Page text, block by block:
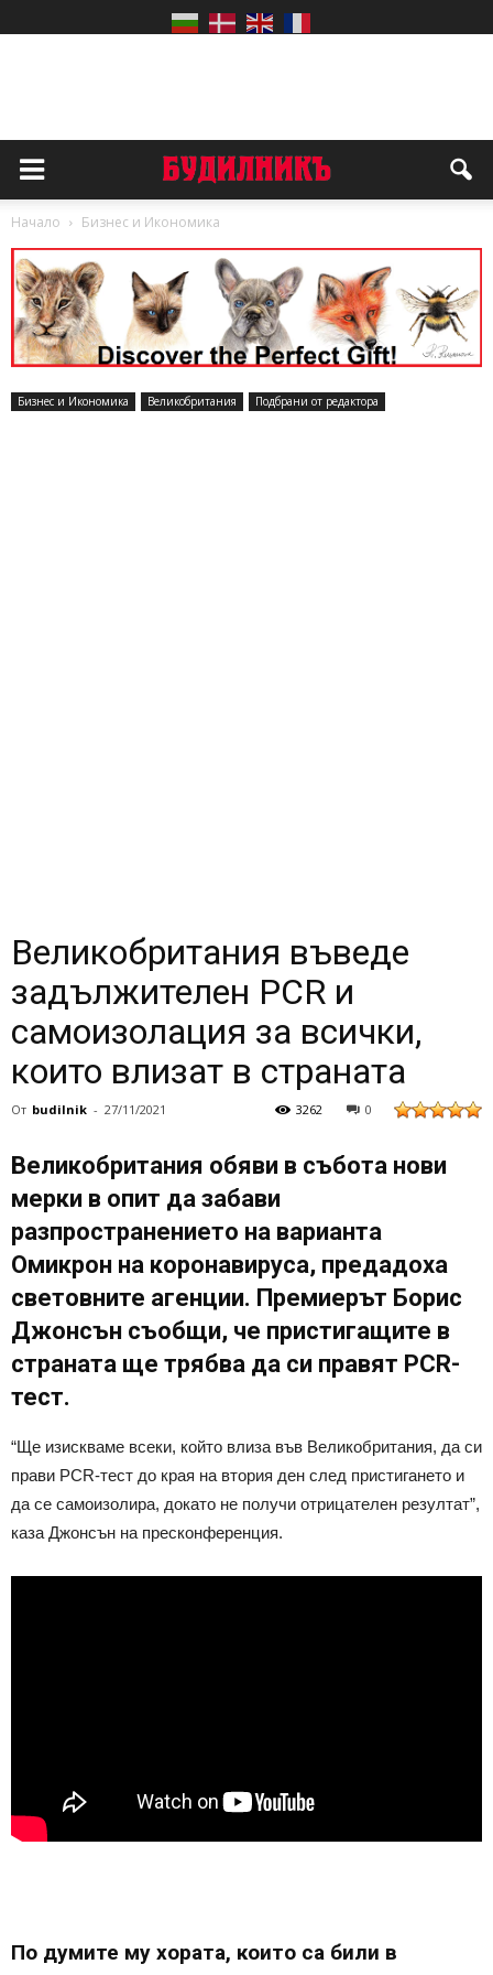
Начало Бизнес и Икономика
Бизнес и Икономика Великобритания Подбрани от редактора
Великобритания въведе
задължителен PCR и
самоизолация за всички,
които влизат в страната
От budilnik - 27/11/2021 0
3262
Великобритания обяви в събота нови
мерки в опит да забави
разпространението на варианта
Омикрон на коронавируса, предадоха
световните агенции. Премиерът Борис
Джонсън съобщи, че пристигащите в
страната ще трябва да си правят PCR-
тест.
“Ще изискваме всеки, който влиза във Великобритания, да си
прави PCR-тест до края на втория ден след пристигането и
да се самоизолира, докато не получи отрицателен резултат”,
каза Джонсън на пресконференция.
По думите му хората, които са били в